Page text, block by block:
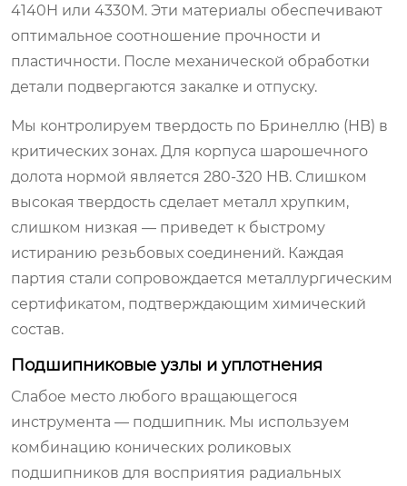
4140H или 4330M. Эти материалы обеспечивают
оптимальное соотношение прочности и
пластичности. После механической обработки
детали подвергаются закалке и отпуску.
Мы контролируем твердость по Бринеллю (HB) в
критических зонах. Для корпуса шарошечного
долота нормой является 280-320 HB. Слишком
высокая твердость сделает металл хрупким,
слишком низкая — приведет к быстрому
истиранию резьбовых соединений. Каждая
партия стали сопровождается металлургическим
сертификатом, подтверждающим химический
состав.
Подшипниковые узлы и уплотнения
Слабое место любого вращающегося
инструмента — подшипник. Мы используем
комбинацию конических роликовых
подшипников для восприятия радиальных